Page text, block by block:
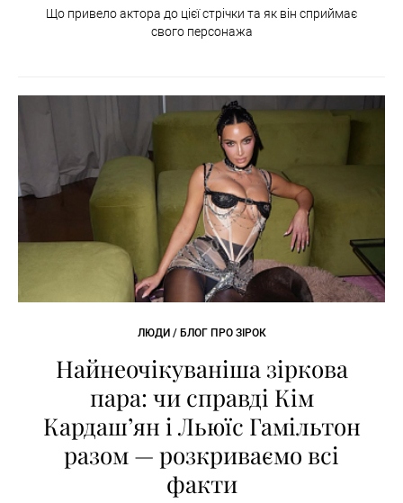
Що привело актора до цієї стрічки та як він сприймає
свого персонажа
ЛЮДИ / БЛОГ ПРО ЗІРОК
Найнеочікуваніша зіркова
пара: чи справді Кім
Кардашʼян і Льюїс Гамільтон
разом — розкриваємо всі
факти